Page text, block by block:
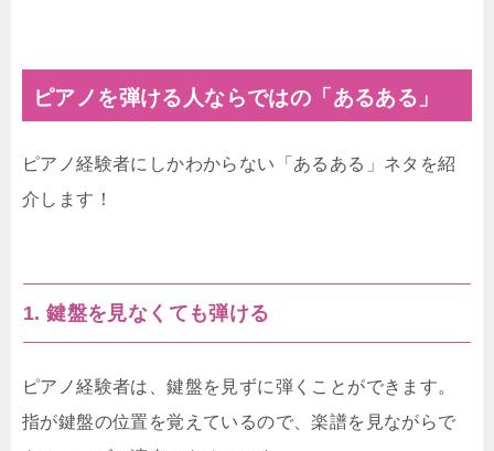
ピアノを弾ける人ならではの「あるある」
ピアノ経験者にしかわからない「あるある」ネタを紹
介します！
1. 鍵盤を見なくても弾ける
ピアノ経験者は、鍵盤を見ずに弾くことができます。
指が鍵盤の位置を覚えているので、楽譜を見ながらで